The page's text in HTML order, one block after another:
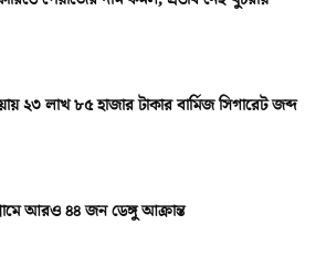
২৩ লাখ ৮৫ হাজার টাকার বার্মিজ সিগারেট জব্দ
আরও ৪৪ জন ডেঙ্গু আক্রান্ত